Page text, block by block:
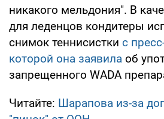
никакого мельдония". В
для леденцов кондитеры
снимок теннисистки с
которой она заявила об
запрещенного WADA
Читайте: Шарапова из-за